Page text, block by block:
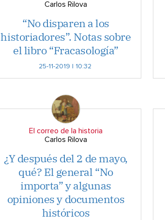
Carlos Rilova
“No disparen a los
historiadores”. Notas sobre
el libro “Fracasología”
25-11-2019 | 10:32
El correo de la historia
Carlos Rilova
¿Y después del 2 de mayo,
qué? El general “No
importa” y algunas
opiniones y documentos
históricos